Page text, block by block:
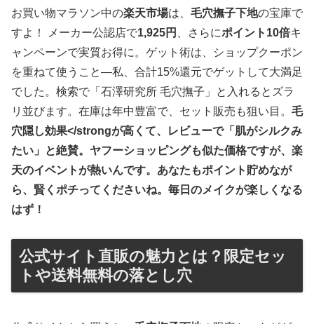
お買い物マラソン中の楽天市場は、 毛穴撫子下地の宝庫で
すよ！ メーカー公認店で1,925円 、さらにポイント10倍キ
ャンペーンで実質お得に。ゲット術は、ショップクーポン
を重ねて使うこと—私、合計15%還元でゲットして大満足
でした。検索で「石澤研究所 毛穴撫子」と入れるとズラ
リ並びます。在庫は年中豊富で、セット販売も狙い目。 毛
穴隠し効果</strongが高くて、レビューで「肌がシルクみ
たい」と絶賛。ヤフーショッピングも似た価格ですが、楽
天のイベントが熱いんです。あなたもポイント貯めなが
ら、賢くポチってくださいね。毎日のメイクが楽しくなる
はず！
公式サイト直販の魅力とは？限定セッ
トや送料無料の落とし穴